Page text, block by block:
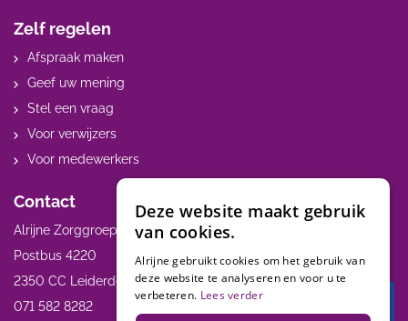
Zelf regelen
Afspraak maken
Geef uw mening
Stel een vraag
Voor verwijzers
Voor medewerkers
Contact
Alrijne Zorggroep
Postbus 4220
2350 CC Leiderdorp
071 582 8282
Terug
Deze website maakt gebruik
van cookies.
Alrijne gebruikt cookies om het gebruik van
deze website te analyseren en voor u te
verbeteren. Lees verder